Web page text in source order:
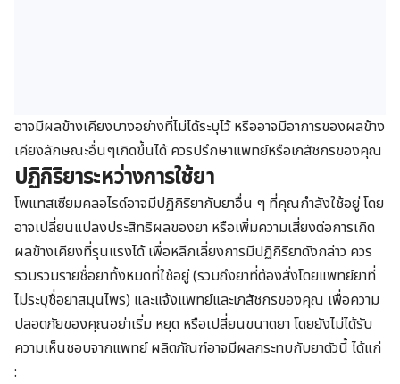
อาจมีผลข้างเคียงบางอย่างที่ไม่ได้ระบุไว้ หรืออาจมีอาการของผลข้าง
เคียงลักษณะอื่นๆเกิดขึ้นได้ ควรปรึกษาแพทย์หรือเภสัชกรของคุณ
ปฏิกิริยาระหว่างการใช้ยา
โพแทสเซียมคลอไรด์อาจมีปฏิกิริยากับยาอื่น ๆ ที่คุณกำลังใช้อยู่ โดย
อาจเปลี่ยนแปลงประสิทธิผลของยา หรือเพิ่มความเสี่ยงต่อการเกิด
ผลข้างเคียงที่รุนแรงได้ เพื่อหลีกเลี่ยงการมีปฏิกิริยาดังกล่าว ควร
รวบรวมรายชื่อยาทั้งหมดที่ใช้อยู่ (รวมถึงยาที่ต้องสั่งโดยแพทย์ยาที่
ไม่ระบุชื่อยาสมุนไพร) และแจ้งแพทย์และเภสัชกรของคุณ เพื่อความ
ปลอดภัยของคุณอย่าเริ่ม หยุด หรือเปลี่ยนขนาดยา โดยยังไม่ได้รับ
ความเห็นชอบจากแพทย์ ผลิตภัณฑ์อาจมีผลกระทบกับยาตัวนี้ ได้แก่
: